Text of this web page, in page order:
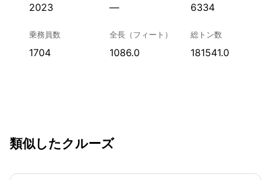
2023 — 6334
乗務員数
1704
全長（フィート）
1086.0
総トン数
181541.0
類似したクルーズ